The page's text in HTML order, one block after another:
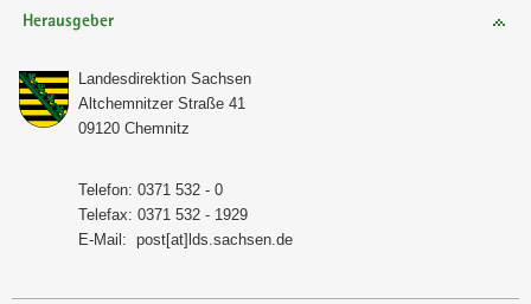
Herausgeber
Lan­des­di­rek­ti­on Sach­sen
Alt­chem­nit­zer Stra­ße 41
09120 Chem­nitz
Te­le­fon: 0371 532 - 0
Te­le­fax: 0371 532 - 1929
E-​Mail: post[at]lds.sach­sen.de